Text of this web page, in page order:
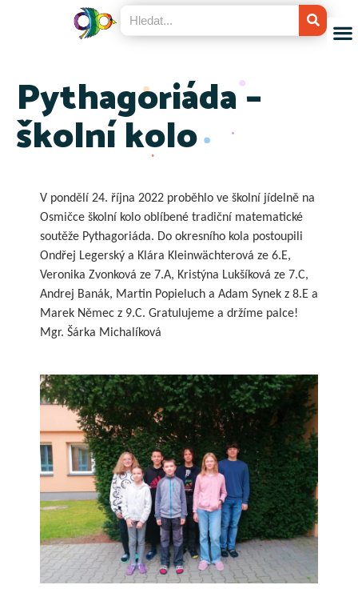
Pythagoriáda –
školní kolo
V pondělí 24. října 2022 proběhlo ve školní jídelně na
Osmičce školní kolo oblíbené tradiční matematické
soutěže Pythagoriáda. Do okresního kola postoupili
Ondřej Legerský a Klára Kleinwächterová ze 6.E,
Veronika Zvonková ze 7.A, Kristýna Lukšíková ze 7.C,
Andrej Banák, Martin Popieluch a Adam Synek z 8.E a
Marek Němec z 9.C. Gratulujeme a držíme palce!
Mgr. Šárka Michalíková